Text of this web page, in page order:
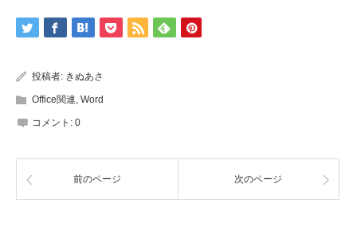
投稿者: きぬあさ
Office関連, Word
コメント: 0
前のページ 次のページ